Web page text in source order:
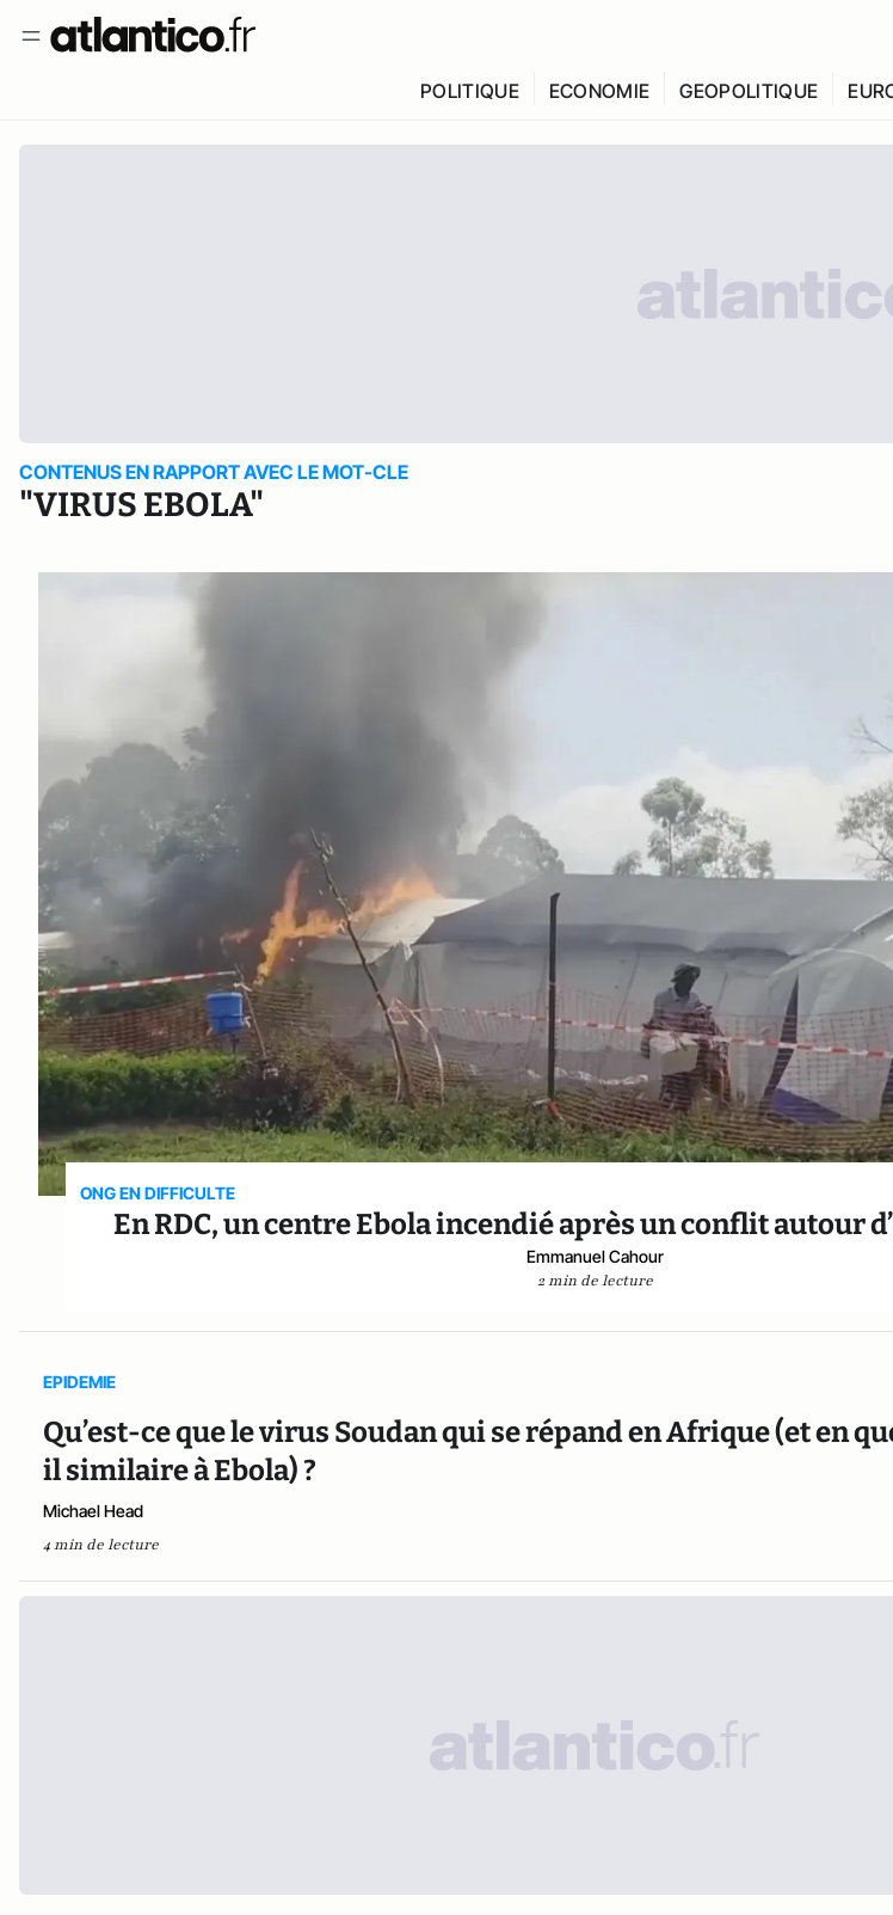
POLITIQUE ECONOMIE GEOPOLITIQUE
CONTENUS EN RAPPORT AVEC LE MOT-CLE
"VIRUS EBOLA"
ONG EN DIFFICULTE
En RDC, un centre Ebola incendié après un conflit autour
Emmanuel Cahour
2 min de lecture
EPIDEMIE
Qu’est-ce que le virus Soudan qui se répand en Afrique (et en
il similaire à Ebola) ?
Michael Head
4 min de lecture